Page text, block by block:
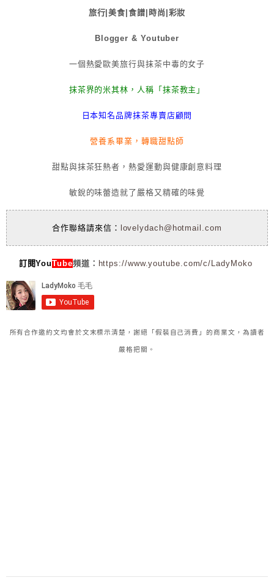
旅行|美食|食譜|時尚|彩妝
Blogger & Youtuber
一個熱愛歐美旅行與抹茶中毒的女子
抹茶界的米其林，人稱「抹茶教主」
日本知名品牌抹茶專賣店顧問
營養系畢業，轉職甜點師
甜點與抹茶狂熱者，熱愛運動與健康創意料理
敏銳的味蕾造就了嚴格又精確的味覺
合作聯絡請來信： lovelydach@hotmail.com
訂閱YouTube頻道： https://www.youtube.com/c/LadyMoko
所有合作邀約文均會於文末標示清楚，謝絕「假裝自己消費」的商業文，為讀者
嚴格把關。